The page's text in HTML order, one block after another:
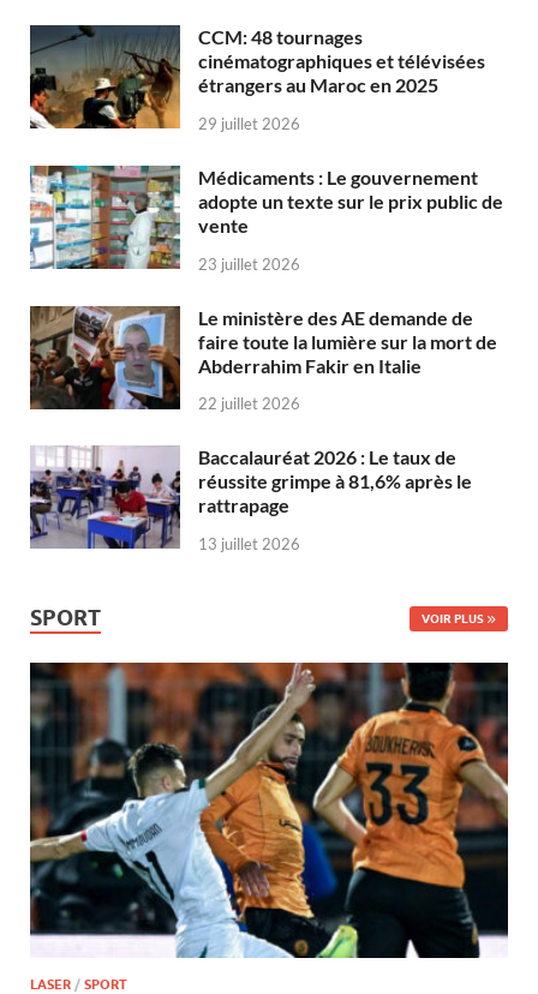
CCM: 48 tournages
cinématographiques et télévisées
étrangers au Maroc en 2025
29 juillet 2026
Médicaments : Le gouvernement
adopte un texte sur le prix public de
vente
23 juillet 2026
Le ministère des AE demande de
faire toute la lumière sur la mort de
Abderrahim Fakir en Italie
22 juillet 2026
Baccalauréat 2026 : Le taux de
réussite grimpe à 81,6% après le
rattrapage
13 juillet 2026
SPORT VOIR PLUS
LASER / SPORT